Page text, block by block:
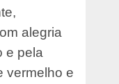
alegria
e pela
vermelho e